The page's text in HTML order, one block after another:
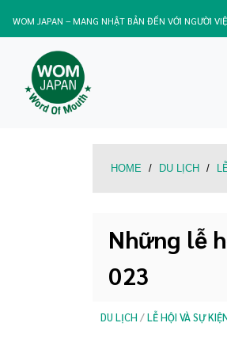
WOM JAPAN – MANG NHẬT BẢN ĐẾN VỚI NGƯỜI
HOME / DU LỊCH /
Những lễ
023
DU LỊCH /LỄ HỘI VÀ SỰ